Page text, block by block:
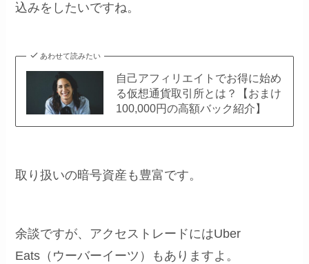
込みをしたいですね。
あわせて読みたい
自己アフィリエイトでお得に始め
る仮想通貨取引所とは？【おまけ
100,000円の高額バック紹介】
取り扱いの暗号資産も豊富です。
余談ですが、アクセストレードにはUber
Eats（ウーバーイーツ）もありますよ。